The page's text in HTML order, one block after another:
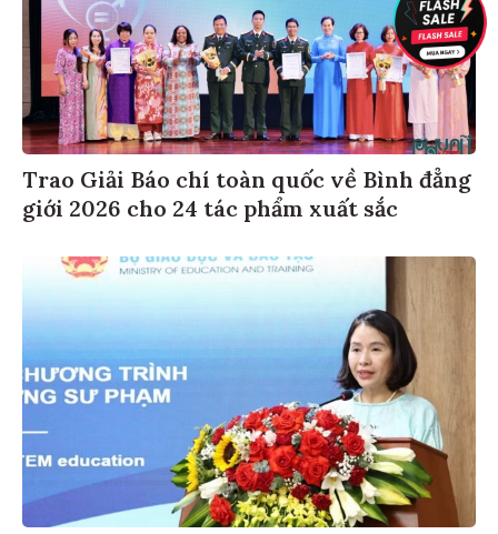
Trao Giải Báo chí toàn quốc về Bình đẳng
giới 2026 cho 24 tác phẩm xuất sắc